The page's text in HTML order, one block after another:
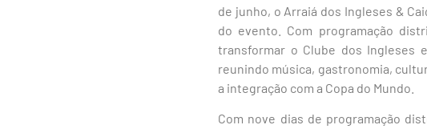
de junho, o Arraiá dos Ingleses &
do evento. Com programação
transformar o Clube dos Ingleses
reunindo música, gastronomia,
a integração com a Copa do Mundo.
Com nove dias de programação